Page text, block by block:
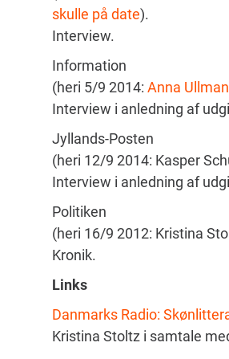
skulle på date).
Interview.
Information
(heri 5/9 2014: Anna
Interview i anledning af
Jyllands-Posten
(heri 12/9 2014: Kasper
Interview i anledning af
Politiken
(heri 16/9 2012: Kristina
Kronik.
Links
Danmarks Radio:
Kristina Stoltz i samtale